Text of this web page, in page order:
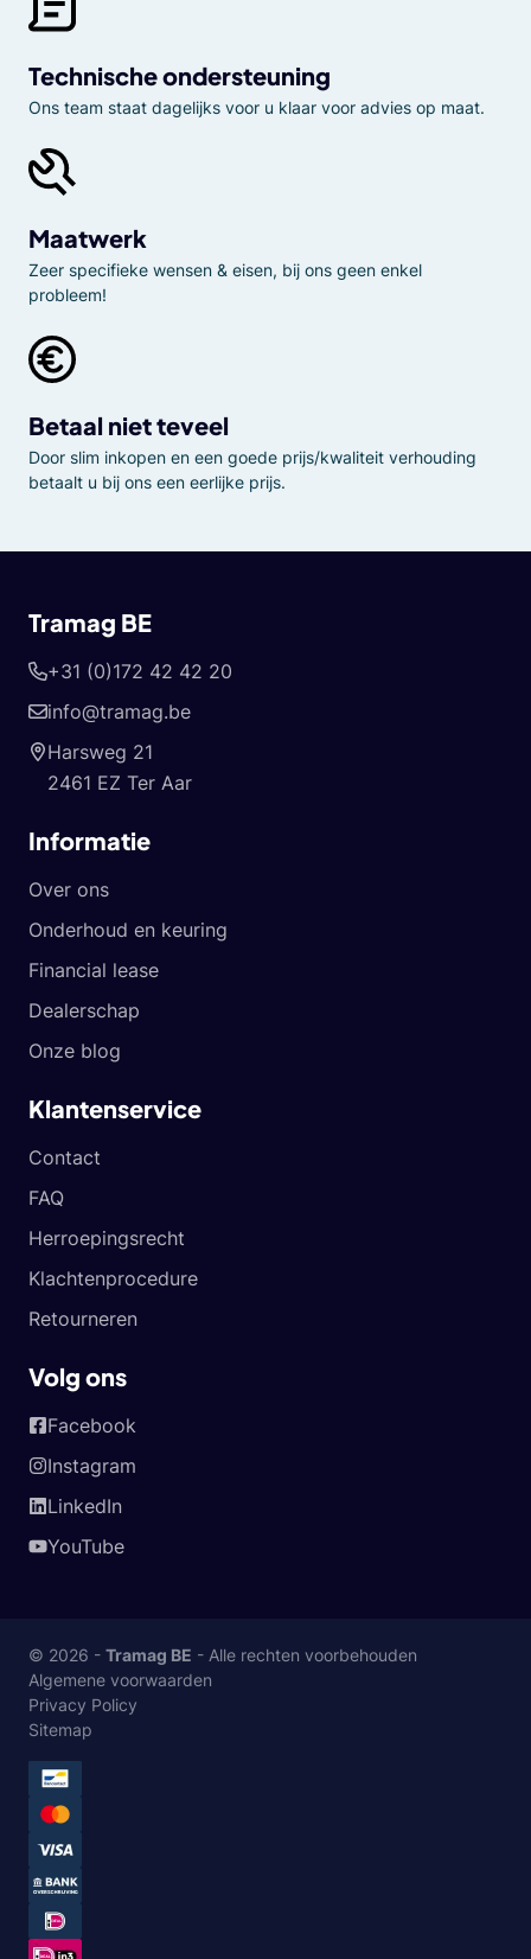
Technische ondersteuning
Ons team staat dagelijks voor u klaar voor advies op maat.
Maatwerk
Zeer specifieke wensen & eisen, bij ons geen enkel
probleem!
Betaal niet teveel
Door slim inkopen en een goede prijs/kwaliteit verhouding
betaalt u bij ons een eerlijke prijs.
Tramag BE
+31 (0)172 42 42 20
info@tramag.be
Harsweg 21
2461 EZ Ter Aar
Informatie
Over ons
Onderhoud en keuring
Financial lease
Dealerschap
Onze blog
Klantenservice
Contact
FAQ
Herroepingsrecht
Klachtenprocedure
Retourneren
Volg ons
Facebook
Instagram
LinkedIn
YouTube
© 2026 - Tramag BE - Alle rechten voorbehouden
Algemene voorwaarden
Privacy Policy
Sitemap